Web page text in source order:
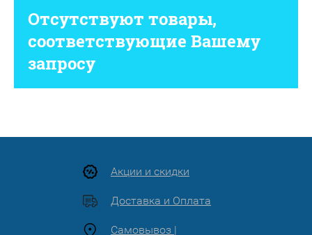
Отсутствуют товары,
соответствующие Вашему
запросу
Акции и скидки
Доставка и Оплата
Самовывоз |